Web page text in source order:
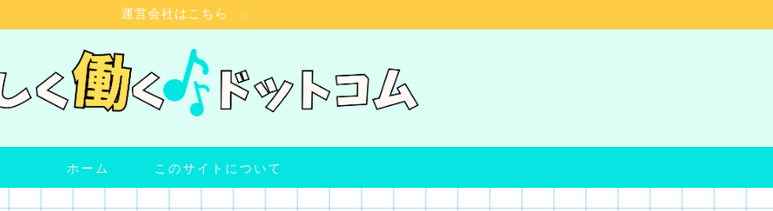
運営会社はこちら
ホーム このサイトについて